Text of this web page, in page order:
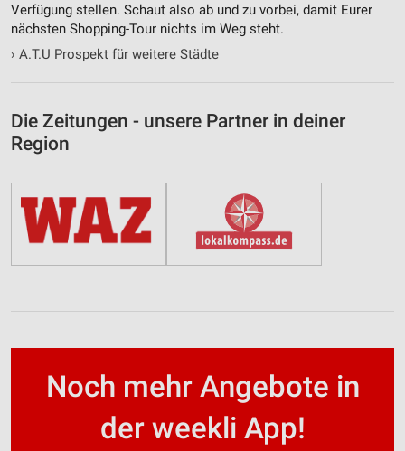
Verfügung stellen. Schaut also ab und zu vorbei, damit Eurer
nächsten Shopping-Tour nichts im Weg steht.
› A.T.U Prospekt für weitere Städte
Die Zeitungen - unsere Partner in deiner
Region
Noch mehr Angebote in
der weekli App!
Nicht-IAB-Verarbeitungszwecke:
Notwendig
Funktional
Werbung